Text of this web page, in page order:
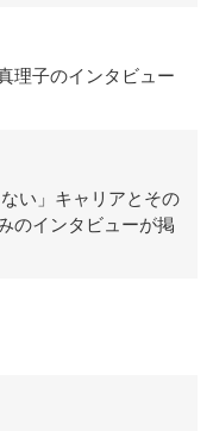
理子のインタビュー
い」キャリアとその
のインタビューが掲